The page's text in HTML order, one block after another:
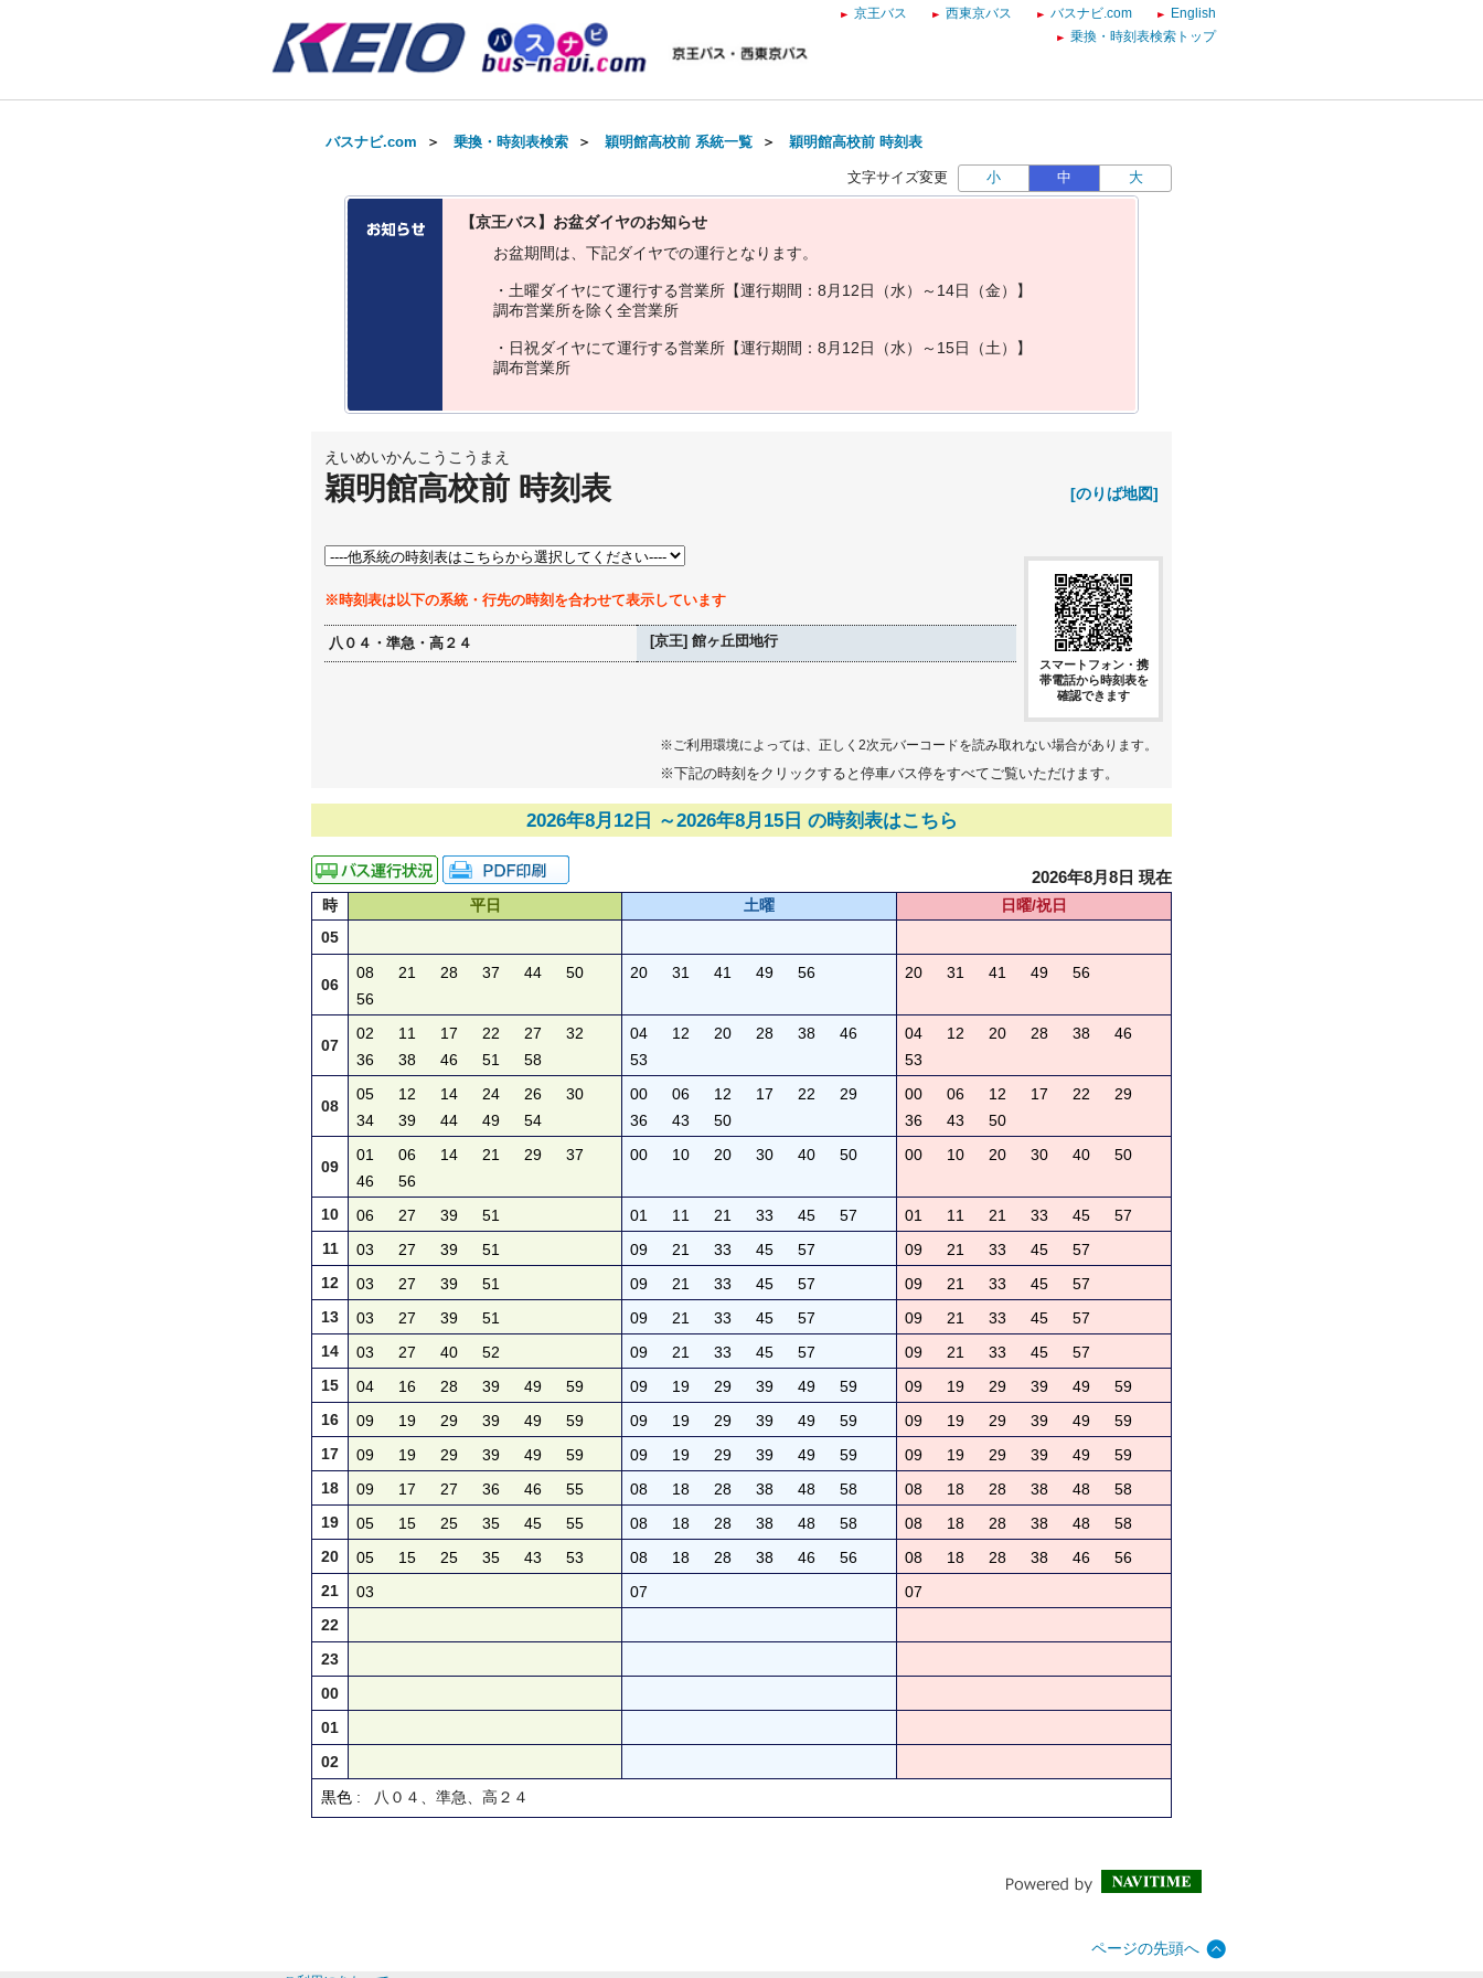
京王バス 西東京バス バスナビ.com
English
乗換・時刻表検索トップ
バスナビ.com ＞ 乗換・時刻表検索 ＞ 穎明館高校前 系統一覧 ＞ 穎明館高校前 時刻表
文字サイズ変更 小 中 大
【京王バス】お盆ダイヤのお知らせ
お盆期間は 下記ダイヤでの運行と な り ます。
・ 土曜ダイヤにて運行する営業所 【運行期間 ： 8 月 1 2日 （水） ～ 14日 （金）
】
調布営業所を除 く 全営業所
・ 日祝ダイヤにて運行する営業所 【運行期間 ： 8 月 1 2日 （水） ～ 15日 （土）
】
調布営業所
えいめいかんこうこうまえ
穎明館高校前 時刻表 [のりば地図]
※時刻表は以下の系統・行先の時刻を合わせて表示しています
八０４・準急・高２４ [京王] 館ヶ丘団地行
スマートフォン・携
帯電話から時刻表を
確認できます
※ご利用環境によっては、正しく2次元バーコードを読み取れない場合があります。
※下記の時刻をクリックすると停車バス停をすべてご覧いただけます。
2026年8月12日 ～2026年8月15日 の時刻表はこちら
2026年8月8日 現在
時 平日 土曜
日曜/祝日
05
06
08 21 28 37 44
50
56
20 31 41 49 56 20 31 41 49 56
07
02 11 17 22 27
32
36
38 46 51 58
04 12 20 28 38
46
53
04 12 20 28 38
46
53
08
05 12 14 24 26
30
34
39 44 49 54
00 06 12 17 22
29
36
43 50
00 06 12 17 22
29
36
43 50
09
01 06 14 21 29
37
46
56
00 10 20 30 40 50 00 10 20 30 40 50
10 06 27 39 51 01 11 21 33 45 57 01 11 21 33 45
57
11
03 27 39 51 09 21 33 45 57 09 21 33 45
57
12
03 27 39 51 09 21 33 45 57 09 21 33 45
57
13
03 27 39 51 09 21 33 45 57 09 21 33 45
57
14
03 27 40 52 09 21 33 45 57 09 21 33 45
57
15
04 16 28 39 49 59 09 19 29 39 49 59 09 19 29 39 49
59
16
09 19 29 39 49 59 09 19 29 39 49 59 09 19 29 39 49
59
17
09 19 29 39 49 59 09 19 29 39 49 59 09 19 29 39 49
59
18
09 17 27 36 46 55 08 18 28 38 48 58 08 18 28 38 48
58
19
05 15 25 35 45 55 08 18 28 38 48 58 08 18 28 38 48
58
20
05 15 25 35 43 53 08 18 28 38 46 56 08 18 28 38 46
56
21
03 07
07
22
23
00
01
02
黒色 : 八０４、準急、高２４
ページの先頭へ